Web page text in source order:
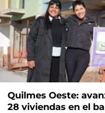
Quilmes Oeste:
28 viviendas en el